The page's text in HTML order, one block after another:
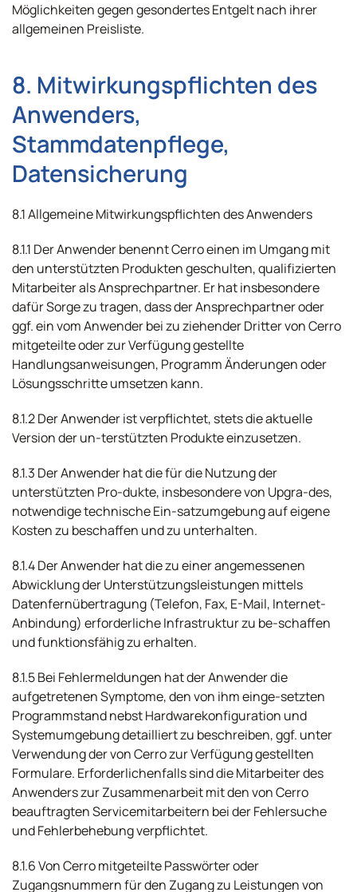
Möglichkeiten gegen gesondertes Entgelt nach ihrer
allgemeinen Preisliste.
8. Mitwirkungspflichten des
Anwenders,
Stammdatenpflege,
Datensicherung
8.1 Allgemeine Mitwirkungspflichten des Anwenders
8.1.1 Der Anwender benennt Cerro einen im Umgang mit
den unterstützten Produkten geschulten, qualifizierten
Mitarbeiter als Ansprechpartner. Er hat insbesondere
dafür Sorge zu tragen, dass der Ansprechpartner oder
ggf. ein vom Anwender bei zu ziehender Dritter von Cerro
mitgeteilte oder zur Verfügung gestellte
Handlungsanweisungen, Programm Änderungen oder
Lösungsschritte umsetzen kann.
8.1.2 Der Anwender ist verpflichtet, stets die aktuelle
Version der un-terstützten Produkte einzusetzen.
8.1.3 Der Anwender hat die für die Nutzung der
unterstützten Pro-dukte, insbesondere von Upgra-des,
notwendige technische Ein-satzumgebung auf eigene
Kosten zu beschaffen und zu unterhalten.
8.1.4 Der Anwender hat die zu einer angemessenen
Abwicklung der Unterstützungsleistungen mittels
Datenfernübertragung (Telefon, Fax, E-Mail, Internet-
Anbindung) erforderliche Infrastruktur zu be-schaffen
und funktionsfähig zu erhalten.
8.1.5 Bei Fehlermeldungen hat der Anwender die
aufgetretenen Symptome, den von ihm einge-setzten
Programmstand nebst Hardwarekonfiguration und
Systemumgebung detailliert zu beschreiben, ggf. unter
Verwendung der von Cerro zur Verfügung gestellten
Formulare. Erforderlichenfalls sind die Mitarbeiter des
Anwenders zur Zusammenarbeit mit den von Cerro
beauftragten Servicemitarbeitern bei der Fehlersuche
und Fehlerbehebung verpflichtet.
8.1.6 Von Cerro mitgeteilte Passwörter oder
Zugangsnummern für den Zugang zu Leistungen von